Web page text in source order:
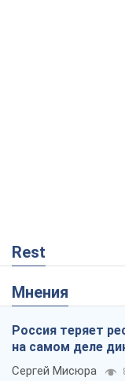
Rest
Мнения
Россия теряет
на самом деле
Сергей Мисюра